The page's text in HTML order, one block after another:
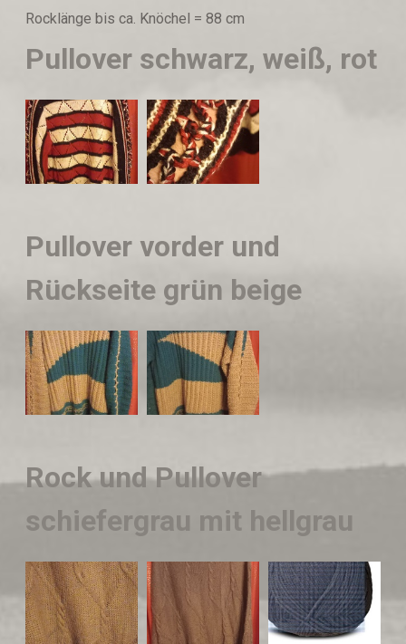
Rocklänge bis ca. Knöchel = 88 cm
Pullover schwarz, weiß, rot
Pullover vorder und
Rückseite grün beige
Rock und Pullover
schiefergrau mit hellgrau